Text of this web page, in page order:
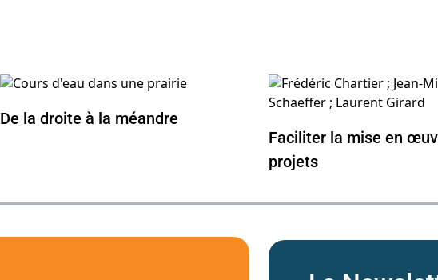
De la droite à la méandre
Faciliter la mise en
projets